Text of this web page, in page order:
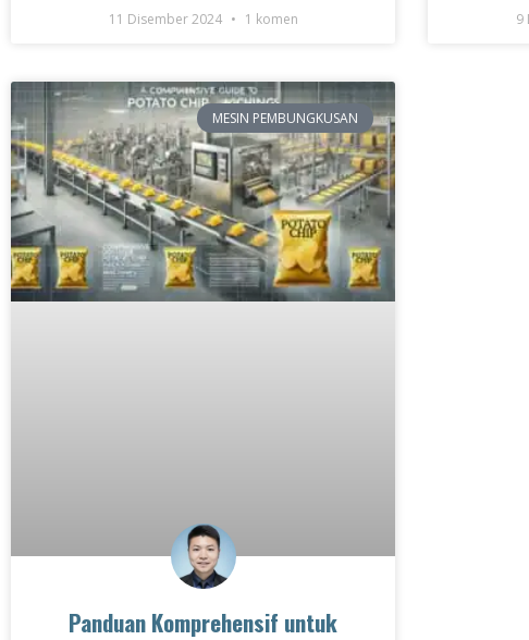
11 Disember 2024 1 komen 9
MESIN PEMBUNGKUSAN
Panduan Komprehensif untuk